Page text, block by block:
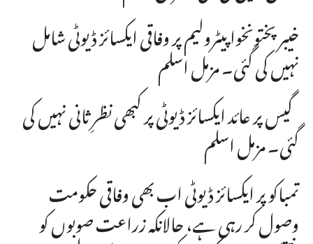
خیبرپختونخوا پیٹرولیم پر وفاقی ایکسائز ڈیوٹی شامل
نہیں کی گئی۔ مزمل اسلم
گیس پر عائد ایکسائز ڈیوٹی پر کبھی نظرِ ثانی نہیں کی
گئی۔ مزمل اسلم
تمباکو پر ایکسائز ڈیوٹی اب بھی وفاقی حکومت
وصول کر رہی ہے، حالانکہ زراعت صوبوں کو